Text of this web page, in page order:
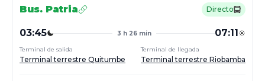
Bus. Patria Directo
03:45 3 h 26 min 07:11
Terminal de salida
Terminal terrestre Quitumbe
Terminal de llegada
Terminal terrestre Riobamba